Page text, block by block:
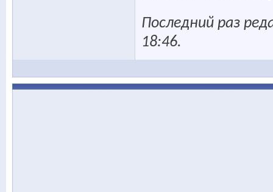
Последний раз
18:46.